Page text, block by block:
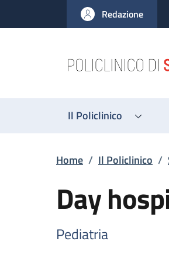
al contenuto principale
to footer content
Redazione
Il Policlinico
Briciole di
Home / Il Policlinico /
Day
Pediatria